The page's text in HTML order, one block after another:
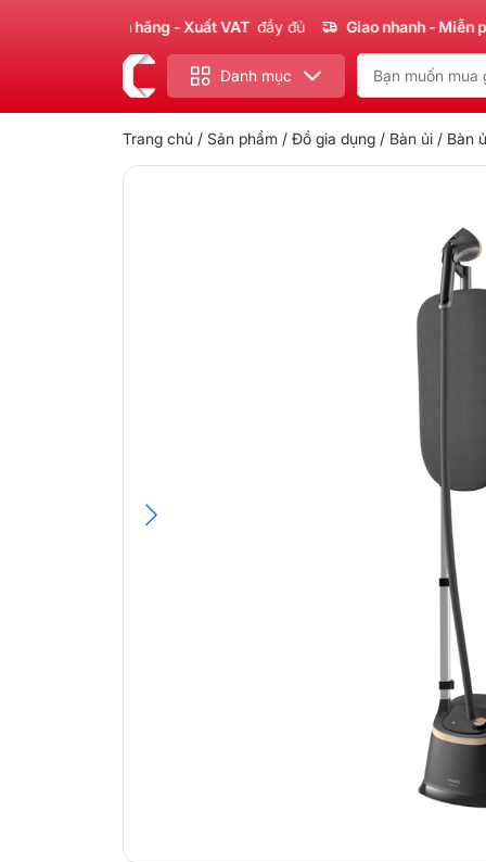
Chính hãng - Xuất VAT đầy đủ Giao nhanh - Miễn phí
Danh mục
Trang chủ / Sản phẩm / Đồ gia dụng/ Bàn ủi/ Bàn